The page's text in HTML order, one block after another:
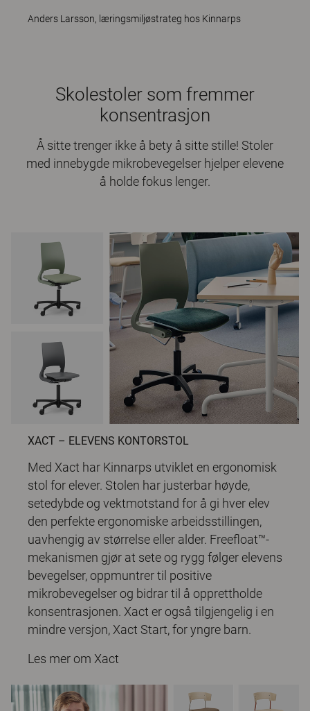
Anders Larsson, læringsmiljøstrateg hos Kinnarps
Skolestoler som fremmer
konsentrasjon
Å sitte trenger ikke å bety å sitte stille! Stoler
med innebygde mikrobevegelser hjelper elevene
å holde fokus lenger.
XACT – ELEVENS KONTORSTOL
Med Xact har Kinnarps utviklet en ergonomisk
stol for elever. Stolen har justerbar høyde,
setedybde og vektmotstand for å gi hver elev
den perfekte ergonomiske arbeidsstillingen,
uavhengig av størrelse eller alder. Freefloat™-
mekanismen gjør at sete og rygg følger elevens
bevegelser, oppmuntrer til positive
mikrobevegelser og bidrar til å opprettholde
konsentrasjonen. Xact er også tilgjengelig i en
mindre versjon, Xact Start, for yngre barn.
Les mer om Xact